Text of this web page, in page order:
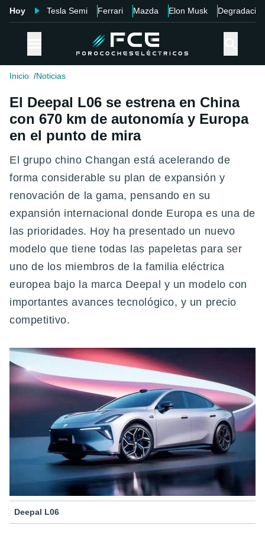
Hoy Tesla Semi Ferrari Mazda Elon Musk Degradación
Inicio Noticias
El Deepal L06 se estrena en China
con 670 km de autonomía y Europa
en el punto de mira
El grupo chino Changan está acelerando de
forma considerable su plan de expansión y
renovación de la gama, pensando en su
expansión internacional donde Europa es una de
las prioridades. Hoy ha presentado un nuevo
modelo que tiene todas las papeletas para ser
uno de los miembros de la familia eléctrica
europea bajo la marca Deepal y un modelo con
importantes avances tecnológico, y un precio
competitivo.
Deepal L06